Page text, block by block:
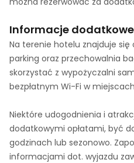
Informacje dodatkowe
Na terenie hotelu znajduje się
parking oraz przechowalnia
skorzystać z wypożyczalni
bezpłatnym Wi-Fi w
Niektóre udogodnienia i
dodatkowymi opłatami, być
godzinach lub sezonowo.
informacjami dot. wyjazdu